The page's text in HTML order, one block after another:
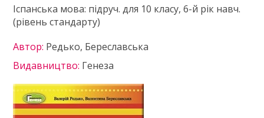
Іспанська мова: підруч. для 10 класу, 6-й рік навч.
(рівень стандарту)
Автор: Редько, Береславська
Видавництво: Генеза